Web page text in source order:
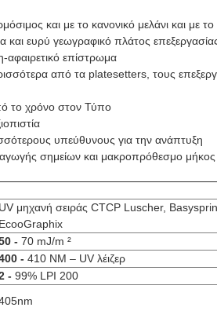
και με το κανονικό μελάνι και με
ευρύ γεωγραφικό πλάτος
επίστρωμα
από τα platesetters, τους
το χρόνο στον Τύπο
υπεύθυνους για την ανάπτυξη
σημείων και μακροπρόθεσμο μήκος
UV μηχανή σειράς CTCP Luscher,
EcooGraphix
- 70 mJ/m ²
- 410 NM – UV λέιζερ
- 99% LPI 200